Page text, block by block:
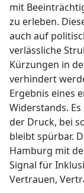
mit
zu erleben.
auch auf
verlässliche
Kürzungen in
verhindert
Ergebnis eines
Widerstands.
der Druck, bei
bleibt spürbar.
Hamburg mit
Signal für
Vertrauen,